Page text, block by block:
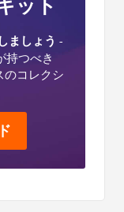
ましょう -
持つべき
のコレクシ